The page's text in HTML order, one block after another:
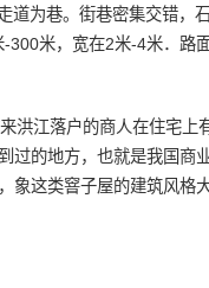
道为巷。街巷密集交错，
300米，宽在2米-4米．路
洪江落户的商人在住宅上
过的地方，也就是我国商
象这类窨子屋的建筑风格